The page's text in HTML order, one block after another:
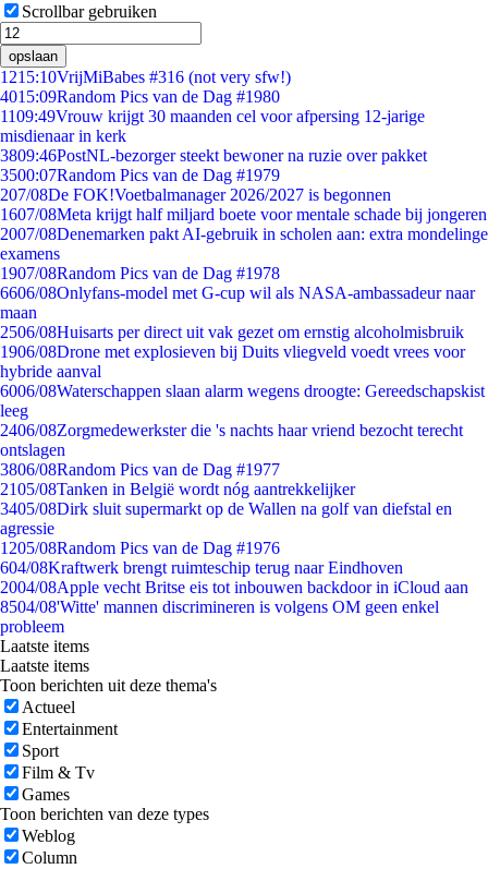
Scrollbar gebruiken
opslaan
1215:10VrijMiBabes #316 (not very sfw!)
4015:09Random Pics van de Dag #1980
1109:49Vrouw krijgt 30 maanden cel voor afpersing 12-jarige
misdienaar in kerk
3809:46PostNL-bezorger steekt bewoner na ruzie over pakket
3500:07Random Pics van de Dag #1979
207/08De FOK!Voetbalmanager 2026/2027 is begonnen
1607/08Meta krijgt half miljard boete voor mentale schade bij jongeren
2007/08Denemarken pakt AI-gebruik in scholen aan: extra mondelinge
examens
1907/08Random Pics van de Dag #1978
6606/08Onlyfans-model met G-cup wil als NASA-ambassadeur naar
maan
2506/08Huisarts per direct uit vak gezet om ernstig alcoholmisbruik
1906/08Drone met explosieven bij Duits vliegveld voedt vrees voor
hybride aanval
6006/08Waterschappen slaan alarm wegens droogte: Gereedschapskist
leeg
2406/08Zorgmedewerkster die 's nachts haar vriend bezocht terecht
ontslagen
3806/08Random Pics van de Dag #1977
2105/08Tanken in België wordt nóg aantrekkelijker
3405/08Dirk sluit supermarkt op de Wallen na golf van diefstal en
agressie
1205/08Random Pics van de Dag #1976
604/08Kraftwerk brengt ruimteschip terug naar Eindhoven
2004/08Apple vecht Britse eis tot inbouwen backdoor in iCloud aan
8504/08'Witte' mannen discrimineren is volgens OM geen enkel
probleem
Laatste items
Laatste items
Toon berichten uit deze thema's
Actueel
Entertainment
Sport
Film & Tv
Games
Toon berichten van deze types
Weblog
Column